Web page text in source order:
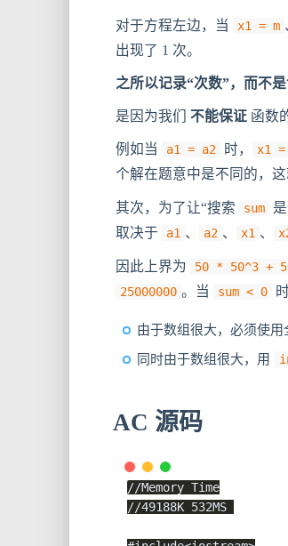
对于方程左边，当 x1 = m
出现了 1 次。
之所以记录“次数”，而不
是因为我们不能保证 函数
例如当 a1 = a2 时， x1 =
个解在题意中是不同的，
其次，为了让“搜索 sum
取决于
a1 、 a2 、 x1 、
因此上界为 50 * 50^3 +
25000000 。当 sum < 0
由于数组很大，必须使用
同时由于数组很大，用
AC 源码
//Memory Time
//49188K 532MS